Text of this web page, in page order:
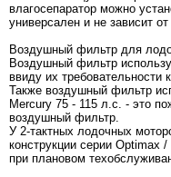
влагосепаратор можно
универсален и не зависит
Воздушный фильтр для
Воздушный фильтр
ввиду их требовательности
Также воздушный фильтр
Mercury 75 - 115 л.с. - это
воздушный фильтр.
У 2-тактных лодочных
конструкции серии Optimax
при плановом